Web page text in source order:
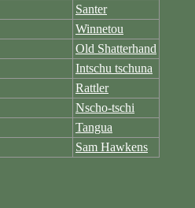
Santer
Winnetou
Old Shatterhand
Intschu tschuna
Rattler
Nscho-tschi
Tangua
Sam Hawkens